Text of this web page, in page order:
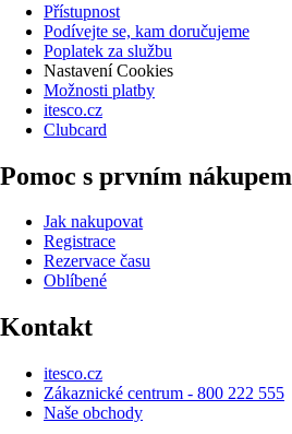
Přístupnost
Podívejte se, kam doručujeme
Poplatek za službu
Nastavení Cookies
Možnosti platby
itesco.cz
Clubcard
Pomoc s prvním nákupem
Jak nakupovat
Registrace
Rezervace času
Oblíbené
Kontakt
itesco.cz
Zákaznické centrum - 800 222 555
Naše obchody